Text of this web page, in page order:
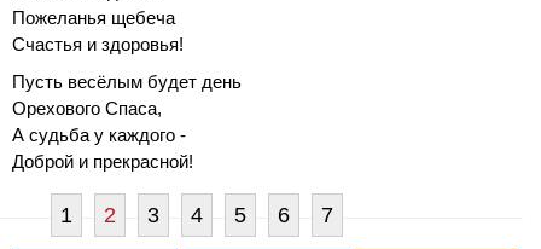
Пожеланья щебеча
Счастья и здоровья!
Пусть весёлым будет день
Орехового Спаса,
А судьба у каждого -
Доброй и прекрасной!
1 2 3 4 5 6 7